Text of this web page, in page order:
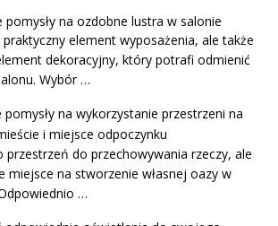
pomysły na ozdobne lustra w salonie
element wyposażenia, ale także
dekoracyjny, który potrafi odmienić
Wybór …
pomysły na wykorzystanie przestrzeni na
i miejsce odpoczynku
przestrzeń do przechowywania rzeczy, ale
miejsce na stworzenie własnej oazy w
…